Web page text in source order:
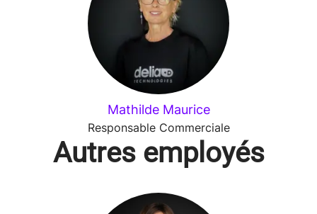
Mathilde Maurice
Responsable Commerciale
Autres employés